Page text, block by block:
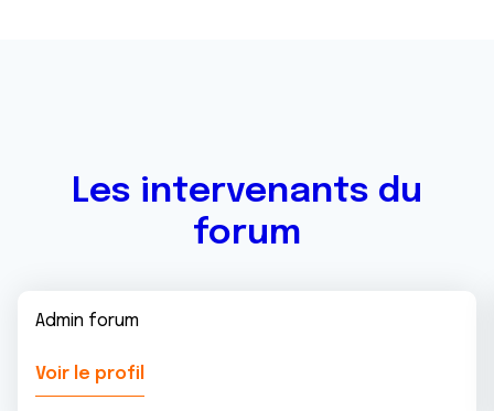
Les intervenants du
forum
Admin forum
Voir le profil